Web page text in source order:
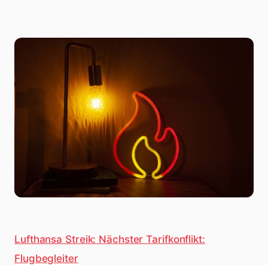
Lufthansa Streik: Nächster Tarifkonflikt:
Flugbegleiter